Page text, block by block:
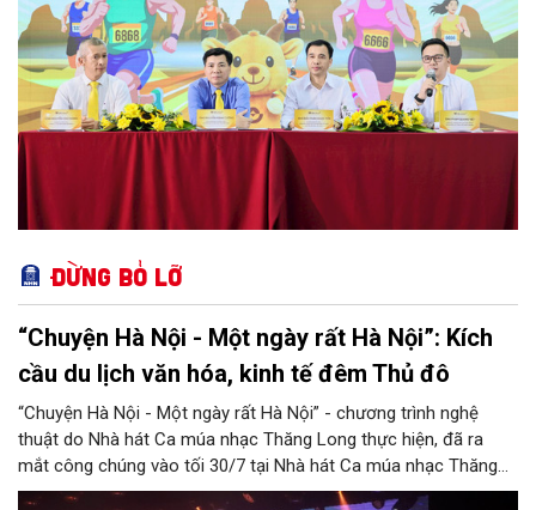
Đừng bỏ lỡ
“Chuyện Hà Nội - Một ngày rất Hà Nội”: Kích
cầu du lịch văn hóa, kinh tế đêm Thủ đô
“Chuyện Hà Nội - Một ngày rất Hà Nội” - chương trình nghệ
thuật do Nhà hát Ca múa nhạc Thăng Long thực hiện, đã ra
mắt công chúng vào tối 30/7 tại Nhà hát Ca múa nhạc Thăng
Long (số 31 - 33 phố Lương Văn Can, phường Hoàn Kiếm).